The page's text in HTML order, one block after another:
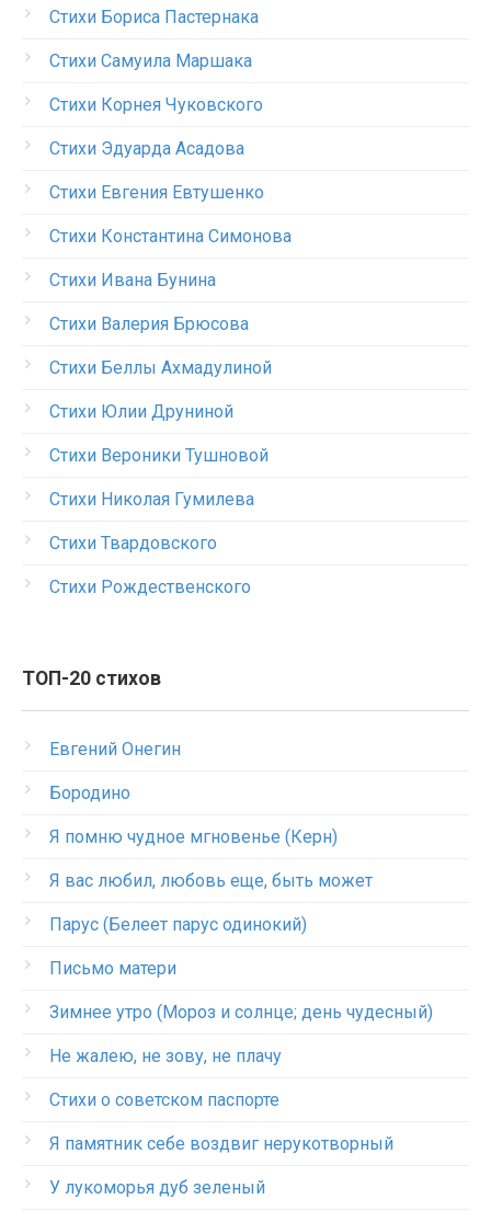
Стихи Бориса Пастернака
Стихи Самуила Маршака
Стихи Корнея Чуковского
Стихи Эдуарда Асадова
Стихи Евгения Евтушенко
Стихи Константина Симонова
Стихи Ивана Бунина
Стихи Валерия Брюсова
Стихи Беллы Ахмадулиной
Стихи Юлии Друниной
Стихи Вероники Тушновой
Стихи Николая Гумилева
Стихи Твардовского
Стихи Рождественского
ТОП-20 стихов
Евгений Онегин
Бородино
Я помню чудное мгновенье (Керн)
Я вас любил, любовь еще, быть может
Парус (Белеет парус одинокий)
Письмо матери
Зимнее утро (Мороз и солнце; день чудесный)
Не жалею, не зову, не плачу
Стихи о советском паспорте
Я памятник себе воздвиг нерукотворный
У лукоморья дуб зеленый